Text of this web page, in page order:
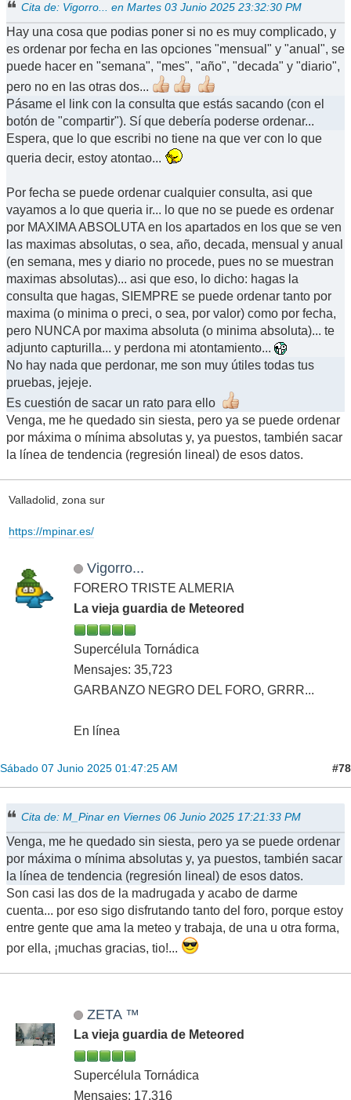
Cita de: Vigorro... en Martes 03 Junio 2025 23:32:30 PM
Hay una cosa que podias poner si no es muy complicado, y
es ordenar por fecha en las opciones "mensual" y "anual", se
puede hacer en "semana", "mes", "año", "decada" y "diario",
pero no en las otras dos...
Pásame el link con la consulta que estás sacando (con el
botón de "compartir"). Sí que debería poderse ordenar...
Espera, que lo que escribi no tiene na que ver con lo que
queria decir, estoy atontao...
Por fecha se puede ordenar cualquier consulta, asi que
vayamos a lo que queria ir... lo que no se puede es ordenar
por MAXIMA ABSOLUTA en los apartados en los que se ven
las maximas absolutas, o sea, año, decada, mensual y anual
(en semana, mes y diario no procede, pues no se muestran
maximas absolutas)... asi que eso, lo dicho: hagas la
consulta que hagas, SIEMPRE se puede ordenar tanto por
maxima (o minima o preci, o sea, por valor) como por fecha,
pero NUNCA por maxima absoluta (o minima absoluta)... te
adjunto capturilla... y perdona mi atontamiento...
No hay nada que perdonar, me son muy útiles todas tus
pruebas, jejeje.
Es cuestión de sacar un rato para ello
Venga, me he quedado sin siesta, pero ya se puede ordenar
por máxima o mínima absolutas y, ya puestos, también sacar
la línea de tendencia (regresión lineal) de esos datos.
Valladolid, zona sur
https://mpinar.es/
Vigorro...
FORERO TRISTE ALMERIA
La vieja guardia de Meteored
Supercélula Tornádica
Mensajes: 35,723
GARBANZO NEGRO DEL FORO, GRRR...
En línea
Sábado 07 Junio 2025 01:47:25 AM #78
Cita de: M_Pinar en Viernes 06 Junio 2025 17:21:33 PM
Venga, me he quedado sin siesta, pero ya se puede ordenar
por máxima o mínima absolutas y, ya puestos, también sacar
la línea de tendencia (regresión lineal) de esos datos.
Son casi las dos de la madrugada y acabo de darme
cuenta... por eso sigo disfrutando tanto del foro, porque estoy
entre gente que ama la meteo y trabaja, de una u otra forma,
por ella, ¡muchas gracias, tio!...
ZETA ™
La vieja guardia de Meteored
Supercélula Tornádica
Mensajes: 17,316